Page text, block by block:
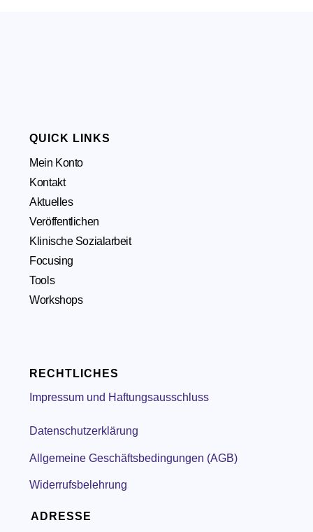
ADRESSE
RECHTLICHES
Impressum und Haftungsausschluss
Datenschutzerklärung
Allgemeine Geschäftsbedingungen (AGB)
Widerrufsbelehrung
QUICK LINKS
Mein Konto
Kontakt
Aktuelles
Veröffentlichen
Klinische Sozialarbeit
Focusing
Tools
Workshops